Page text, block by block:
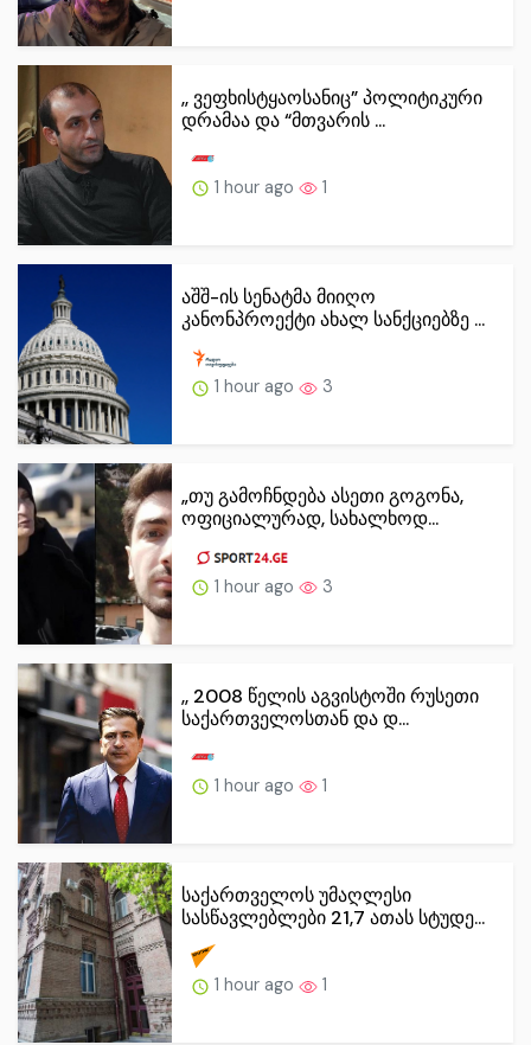
,, ვეფხისტყაოსანიც” პოლიტიკური
დრამაა და “მთვარის ...
1 hour ago 1
აშშ-ის სენატმა მიიღო
კანონპროექტი ახალ სანქციებზე ...
1 hour ago 3
„თუ გამოჩნდება ასეთი გოგონა,
ოფიციალურად, სახალხოდ...
1 hour ago 3
,, 2008 წელის აგვისტოში რუსეთი
საქართველოსთან და დ...
1 hour ago 1
საქართველოს უმაღლესი
სასწავლებლები 21,7 ათას სტუდე...
1 hour ago 1